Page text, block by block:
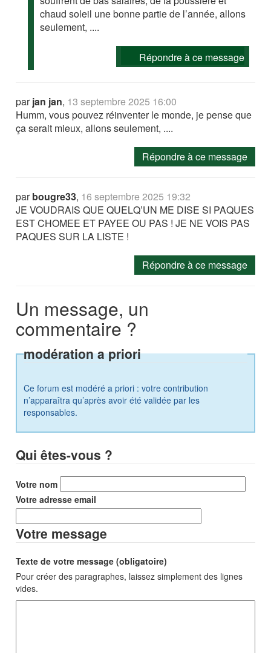
chaud soleil une bonne partie de l’année, allons
seulement, ....
Répondre à ce message
parjan jan, 13 septembre 2025 16:00
Humm, vous pouvez réinventer le monde, je pense que
ça serait mieux, allons seulement, ....
Répondre à ce message
parbougre33, 16 septembre 2025 19:32
JE VOUDRAIS QUE QUELQ’UN ME DISE SI PAQUES
EST CHOMEE ET PAYEE OU PAS ! JE NE VOIS PAS
PAQUES SUR LA LISTE !
Répondre à ce message
Un message, un
commentaire ?
modération a priori
Ce forum est modéré a priori : votre contribution
n’apparaîtra qu’après avoir été validée par les
responsables.
Qui êtes-vous ?
Votre nom
Votre adresse email
Votre message
Texte de votre message (obligatoire)
Pour créer des paragraphes, laissez simplement des lignes
vides.